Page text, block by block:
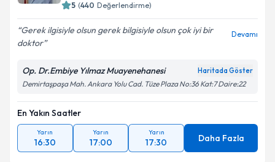
5 (440 Değerlendirme)
Gerek ilgisiyle olsun gerek bilgisiyle olsun çok iyi bir
doktor
Devamı
Op. Dr.Embiye Yılmaz Muayenehanesi Haritada Göster
Demirtaşpaşa Mah. Ankara Yolu Cad. Tüze Plaza No:36 Kat:7 Daire:22
En Yakın Saatler
Yarın
16:30
Yarın
17:00
Yarın
17:30 Daha Fazla